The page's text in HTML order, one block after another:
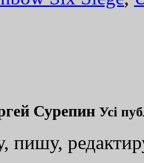
Сурепин Усі
пишу,